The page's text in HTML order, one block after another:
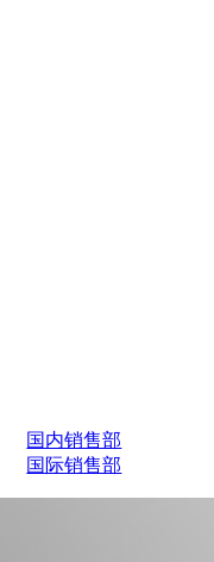
国内销售部
国际销售部